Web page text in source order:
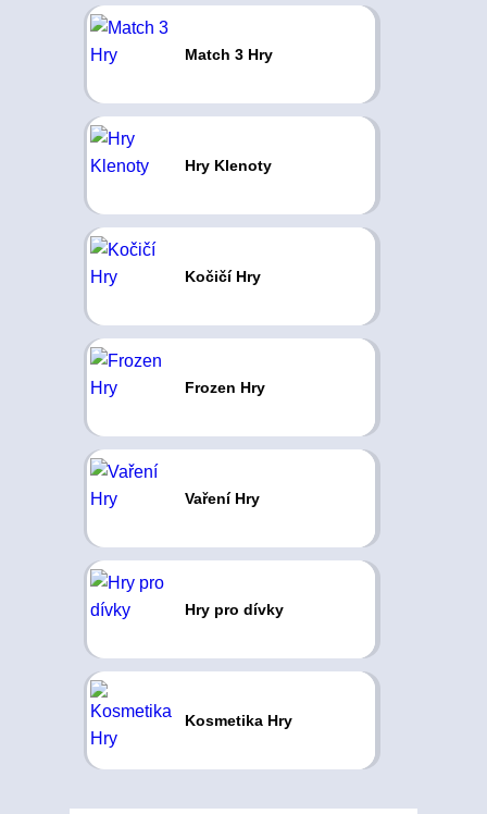
Match 3 Hry
Hry Klenoty
Kočičí Hry
Frozen Hry
Vaření Hry
Hry pro dívky
Kosmetika Hry